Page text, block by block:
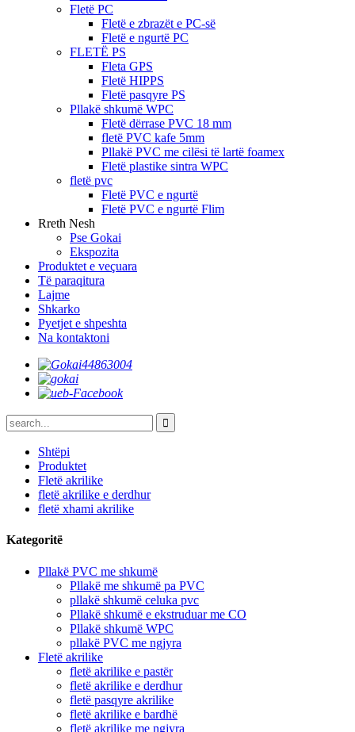
Fletë PC
Fletë e zbrazët e PC-së
Fletë e ngurtë PC
FLETË PS
Fleta GPS
Fletë HIPPS
Fletë pasqyre PS
Pllakë shkumë WPC
Fletë dërrase PVC 18 mm
fletë PVC kafe 5mm
Pllakë PVC me cilësi të lartë foamex
Fletë plastike sintra WPC
fletë pvc
Fletë PVC e ngurtë
Fletë PVC e ngurtë Flim
Rreth Nesh
Pse Gokai
Ekspozita
Produktet e veçuara
Të paraqitura
Lajme
Shkarko
Pyetjet e shpeshta
Na kontaktoni
Shtëpi
Produktet
Fletë akrilike
fletë akrilike e derdhur
fletë xhami akrilike
Kategoritë
Pllakë PVC me shkumë
Pllakë me shkumë pa PVC
pllakë shkumë celuka pvc
Pllakë shkumë e ekstruduar me CO
Pllakë shkumë WPC
pllakë PVC me ngjyra
Fletë akrilike
fletë akrilike e pastër
fletë akrilike e derdhur
fletë pasqyre akrilike
fletë akrilike e bardhë
fletë akrilike me ngjyra